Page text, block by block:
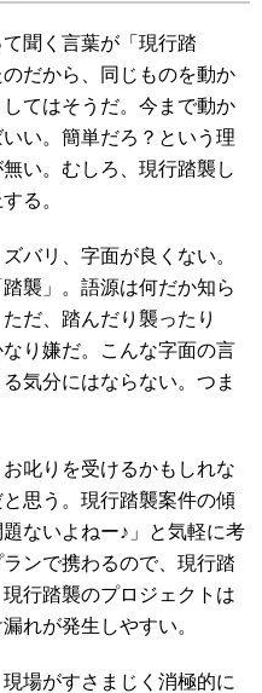
聞く言葉が「現行踏
だから、同じものを動か
てはそうだ。今まで動か
い。簡単だろ？という理
い。むしろ、現行踏襲し
る。
バリ、字面が良くない。
襲」。語源は何だか知ら
だ、踏んだり襲ったり
り嫌だ。こんな字面の言
気分にはならない。つま
叱りを受けるかもしれな
思う。現行踏襲案件の傾
ないよねー♪」と気軽に考
ンで携わるので、現行踏
行踏襲のプロジェクトは
れが発生しやすい。
場がすさまじく消極的に